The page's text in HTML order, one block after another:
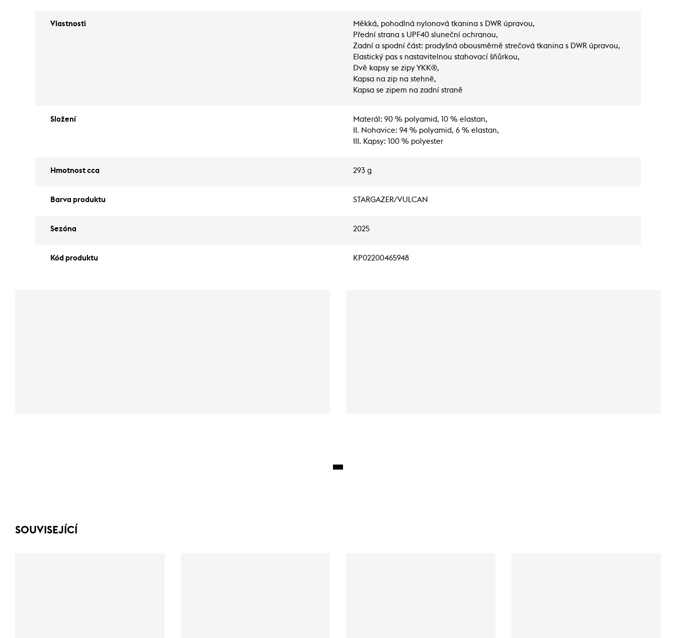
Vlastnosti
Měkká, pohodlná nylonová tkanina s DWR úpravou,
Přední strana s UPF40 sluneční ochranou,
Zadní a spodní část: prodyšná obousměrně strečová tkanina s DWR úpravou,
Elastický pas s nastavitelnou stahovací šňůrkou,
Dvě kapsy se zipy YKK®,
Kapsa na zip na stehně,
Kapsa se zipem na zadní straně
Složení
Materál: 90 % polyamid, 10 % elastan,
II. Nohavice: 94 % polyamid, 6 % elastan,
III. Kapsy: 100 % polyester
Hmotnost cca 293 g
Barva produktu STARGAZER/VULCAN
Sezóna 2025
Kód produktu KP02200465948
SOUVISEJÍCÍ